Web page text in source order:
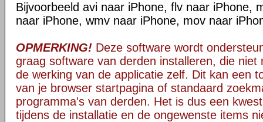
Bijvoorbeeld avi naar iPhone, flv naar iPhone,
naar iPhone, wmv naar iPhone, mov naar
OPMERKING! Deze software wordt
graag software van derden installeren, die niet
de werking van de applicatie zelf. Dit kan een
van je browser startpagina of standaard
programma's van derden. Het is dus een
tijdens de installatie en de ongewenste items